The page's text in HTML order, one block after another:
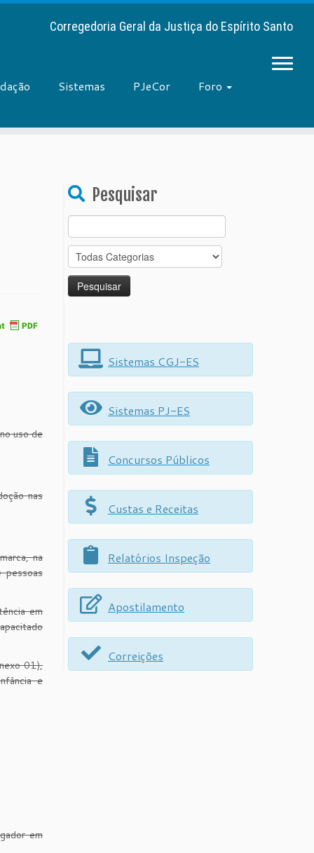
Corregedoria Geral da Justiça do Espírito Santo
Sistemas PJeCor
Foro
uso de
nas
na
em
01),
e
em
Pesquisar
for:
Sistemas CGJ-ES
Sistemas PJ-ES
Concursos Públicos
Custas e Receitas
Relatórios Inspeção
Apostilamento
Correições